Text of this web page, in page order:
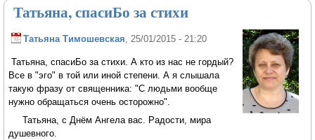
Татьяна, спасиБо за стихи
Татьяна Тимошевская , 25/01/2015 - 21:20
Татьяна, спасиБо за стихи. А кто из нас не гордый?
Все в "эго" в той или иной степени. А я слышала
такую фразу от священника: "С людьми вообще
нужно обращаться очень осторожно".
Татьяна, с Днём Ангела вас. Радости, мира
душевного.